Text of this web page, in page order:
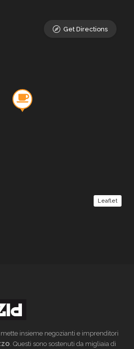
Leaflet
Get Directions
insieme negozianti e imprenditori
. Questi sono sostenuti da migliaia di